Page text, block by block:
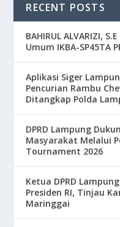
RECENT POSTS
BAHIRUL ALVARIZI,
Umum IKBA-SP45TA
Aplikasi Siger
Pencurian Rambu
Ditangkap Polda
DPRD Lampung
Masyarakat Melalui
Tournament 2026
Ketua DPRD
Presiden RI, Tinjau
Maringgai